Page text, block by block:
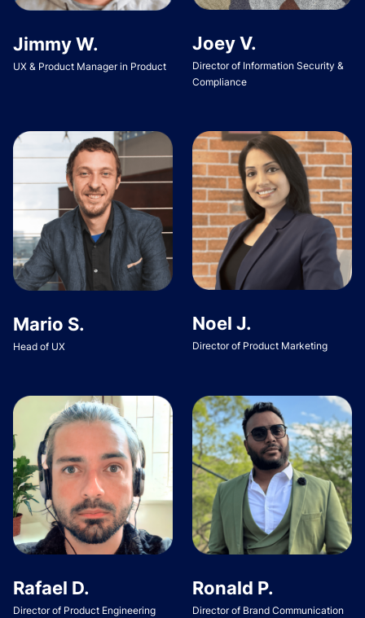
Jimmy W.
UX & Product Manager in Product
Joey V.
Director of Information Security &
Compliance
Mario S.
Head of UX
Noel J.
Director of Product Marketing
Rafael D.
Director of Product Engineering
Ronald P.
Director of Brand Communication